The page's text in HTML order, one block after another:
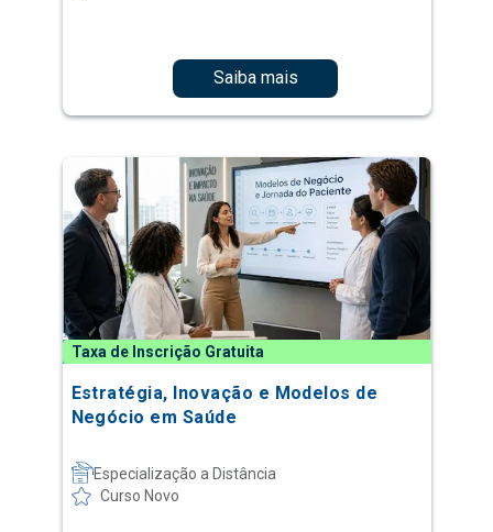
Saiba mais
Taxa de Inscrição Gratuita
Estratégia, Inovação e Modelos de
Negócio em Saúde
Especialização a Distância
Curso Novo